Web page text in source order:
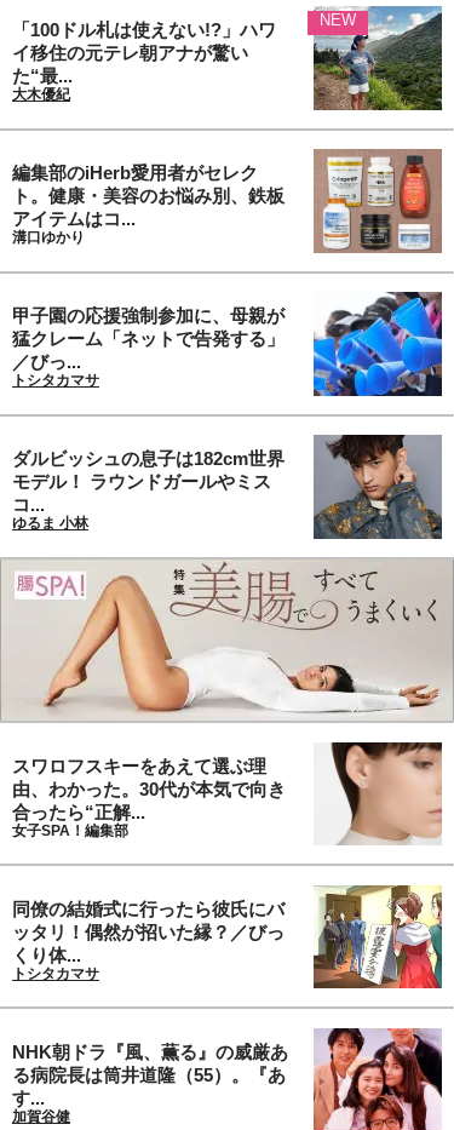
「100ドル札は使えない!?」ハワ
イ移住の元テレ朝アナが驚い
た“最...
大木優紀
NEW
編集部のiHerb愛用者がセレク
ト。健康・美容のお悩み別、鉄板
アイテムはコ...
溝口ゆかり
甲子園の応援強制参加に、母親が
猛クレーム「ネットで告発する」
／びっ...
トシタカマサ
ダルビッシュの息子は182cm世界
モデル！ ラウンドガールやミス
コ...
ゆるま 小林
スワロフスキーをあえて選ぶ理
由、わかった。30代が本気で向き
合ったら“正解...
女子SPA！編集部
同僚の結婚式に行ったら彼氏にバ
ッタリ！偶然が招いた縁？／びっ
くり体...
トシタカマサ
NHK朝ドラ『風、薫る』の威厳あ
る病院長は筒井道隆（55）。『あ
す...
加賀谷健